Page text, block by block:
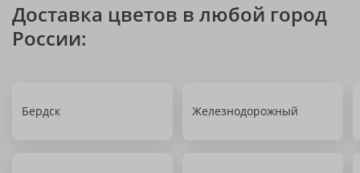
Доставка цветов в любой город
России:
Бердск Железнодорожный